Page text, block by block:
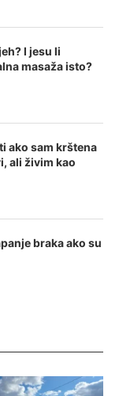
I jesu li
masaža isto?
ako sam krštena
ali živim kao
braka ako su